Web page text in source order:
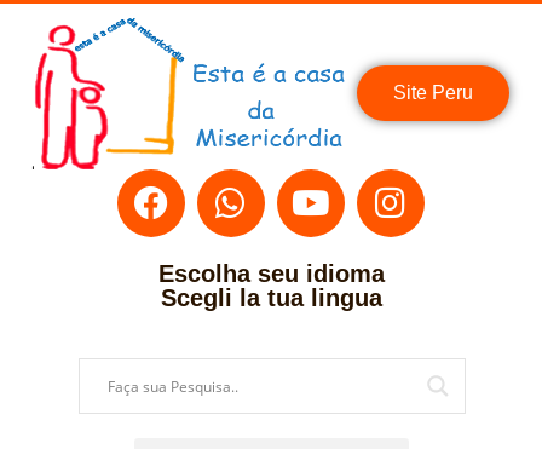
Site Peru
Escolha seu idioma
Scegli la tua lingua